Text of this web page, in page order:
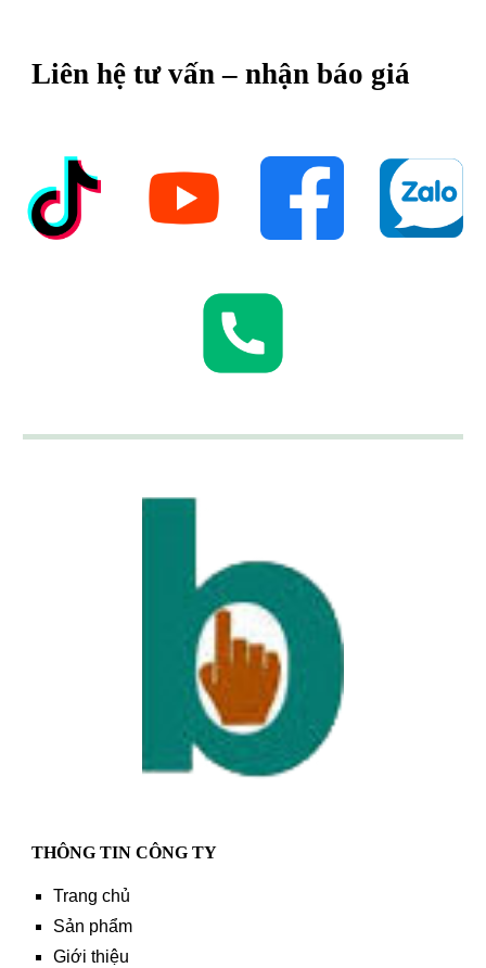
Liên hệ tư vấn – nhận báo giá
THÔNG TIN CÔNG TY
Trang chủ
Sản phẩm
Giới thiệu